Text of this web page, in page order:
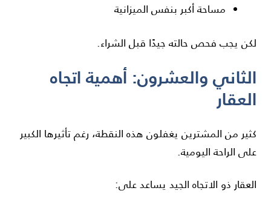
مساحة أكبر بنفس الميزانية
لكن يجب فحص حالته جيدًا قبل الشراء.
الثاني والعشرون: أهمية اتجاه
العقار
كثير من المشترين يغفلون هذه النقطة، رغم تأثيرها الكبير
على الراحة اليومية.
العقار ذو الاتجاه الجيد يساعد على: